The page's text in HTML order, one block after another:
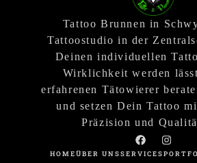
Tattoo Brunnen in
Tattoostudio in der
Deinen individuellen
Wirklichkeit werden
erfahrenen Tätowierer
und setzen Dein Tattoo
Präzision und
HOMEÜBER UNSSERVICES